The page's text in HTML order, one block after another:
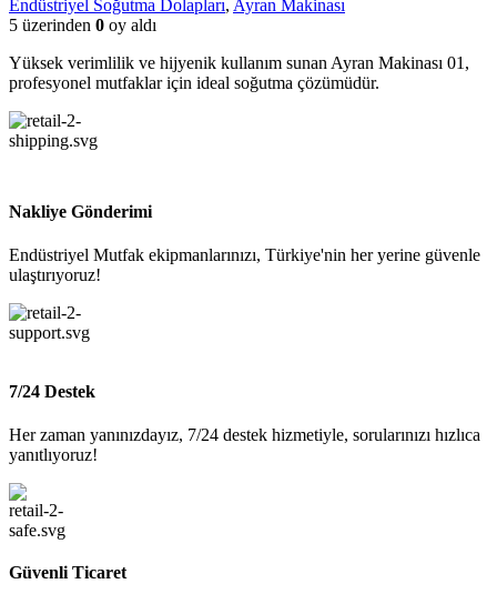
Endüstriyel Soğutma Dolapları, Ayran Makinası
5 üzerinden 0 oy aldı
Yüksek verimlilik ve hijyenik kullanım sunan Ayran Makinası 01,
profesyonel mutfaklar için ideal soğutma çözümüdür.
Nakliye Gönderimi
Endüstriyel Mutfak ekipmanlarınızı, Türkiye'nin her yerine güvenle
ulaştırıyoruz!
7/24 Destek
Her zaman yanınızdayız, 7/24 destek hizmetiyle, sorularınızı hızlıca
yanıtlıyoruz!
Güvenli Ticaret